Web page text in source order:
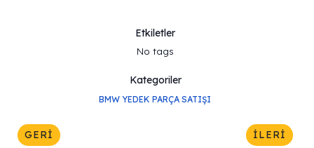
Etkiletler
No tags
Kategoriler
BMW YEDEK PARÇA SATIŞI
GERI İLERI